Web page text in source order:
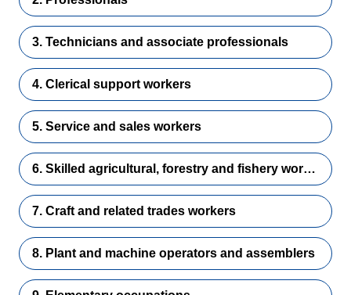
3. Technicians and associate professionals
4. Clerical support workers
5. Service and sales workers
6. Skilled agricultural, forestry and fishery workers
7. Craft and related trades workers
8. Plant and machine operators and assemblers